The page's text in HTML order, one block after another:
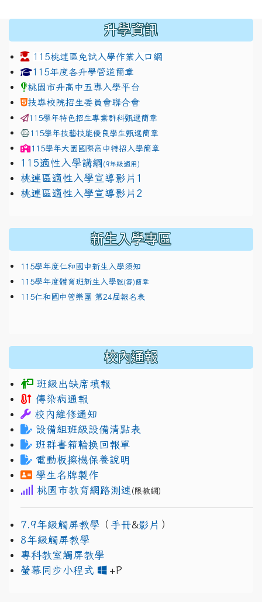
升學資訊
115桃連區免試入學作業入口網
link to https://www.jhjhs.tyc.edu.tw/modules/
115年度各升學管道簡章
桃園市升高中五專入學平台
技專校院招生委員會聯合會
115學年特色招生專業群科甄選簡章
115學年技藝技能優良學生甄選簡章
115學年大園國際高中特招入學簡章
115適性入學講綱 (9年級適用)
link to https://docs.google.com/presentation/d/
桃連區適性入學宣導影片1
link to https://docs.google.com/presentation/d/
桃連區適性入學宣導影片2
新生入學專區
115學年度仁和國中新生入學須知
115學年度體育班新生入學甄(審)簡章
115仁和國中管樂團 第24屆報名表
校內通報
班級出缺席填報
傳染病通報
校內維修通知
設備組班級設備清點表
班群書箱輪換回報單
電動板擦機保養說明
學生名牌製作
桃園市教育網路測速 (限教網)
7.9年級觸屏教學 （ 手冊&影片 ）
8年級觸屏教學
專科教室觸屏教學
螢幕同步小程式
+P